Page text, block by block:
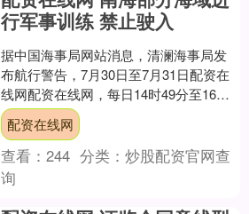
行军事训练 禁止驶入
据中国海事局网站消息，清澜海事局发
布航行警告，7月30日至7月31日配资在
线网配资在线网，每日14时49分至16时
49分，南海部分海域进行军事训练，禁
止驶入。....
配资在线网
查看：244 分类：炒股配资官网查
询